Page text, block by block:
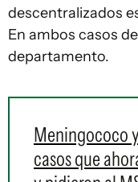
descentralizados
En ambos casos
departamento.
Meningococo
casos que